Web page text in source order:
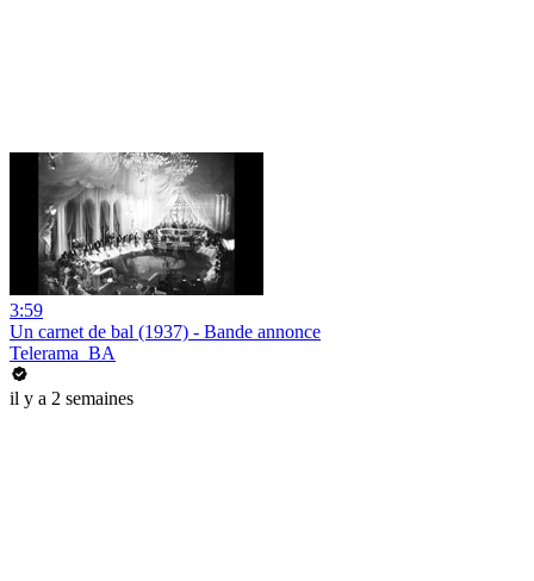
3:59
Un carnet de bal (1937) - Bande annonce
Telerama_BA
il y a 2 semaines